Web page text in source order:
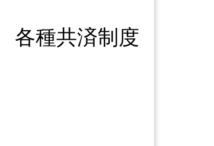
各種共済制度